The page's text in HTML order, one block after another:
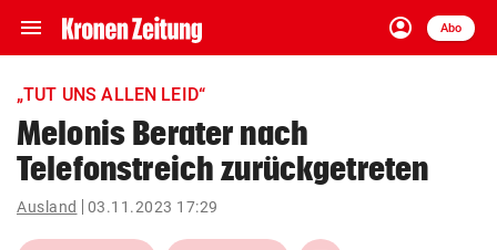
menu Navigation
ein-/ausklappen
account_circle
Anmelden
Abo
close Schließen
account_circle Anmelden
arrow_right
pin_drop
Wien arrow_right
„TUT UNS ALLEN LEID“
Melonis Berater nach
Telefonstreich zurückgetreten
Ausland 03.11.2023 17:29